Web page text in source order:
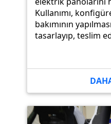
Kullanımı,
bakımının
tasarlayıp, teslim